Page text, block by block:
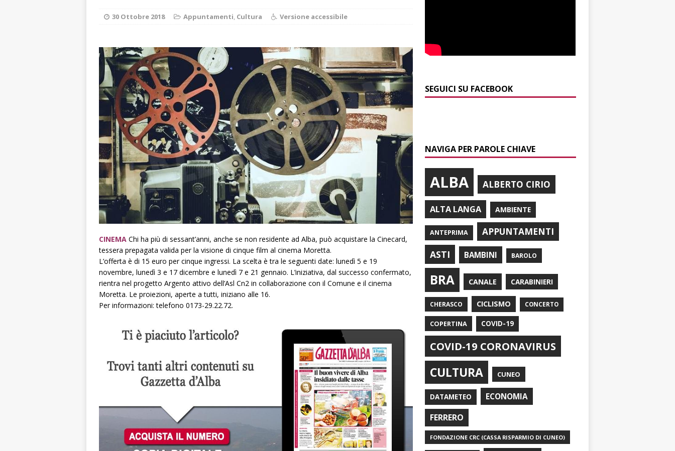
A Belvedere Langhe la festa dell’Assunta darà spazio anche a
[ 7 Agosto 2026 ] Agosto in collina, le pagine da sfogliare
ALBA
[ 7 Agosto 2026 ]
Siccità e consumi record: Egea acque invita a un uso
responsabile della risorsa idrica
ALBA
[ 7 Agosto 2026 ]
Modifiche alla viabilità a Scaparoni per i lavori della nuova
rotatoria
ALBA
[ 7 Agosto 2026 ] Controlli straordinari ad Asti: oltre 150 persone identificate
CRONACA
30 Ottobre 2018 Appuntamenti, Cultura Versione accessibile
CINEMA Chi ha più di sessant’anni, anche se non residente ad Alba, può acquistare la Cinecard,
tessera prepagata valida per la visione di cinque film al cinema Moretta.
L’offerta è di 15 euro per cinque ingressi. La scelta è tra le seguenti date: lunedì 5 e 19
novembre, lunedì 3 e 17 dicembre e lunedì 7 e 21 gennaio. L’iniziativa, dal successo confermato,
rientra nel progetto Argento attivo dell’Asl Cn2 in collaborazione con il Comune e il cinema
Moretta. Le proiezioni, aperte a tutti, iniziano alle 16.
Per informazioni: telefono 0173-29.22.72.
SEGUICI SU FACEBOOK
NAVIGA PER PAROLE CHIAVE
ALBA ALBERTO CIRIO
ALTA LANGA AMBIENTE
ANTEPRIMA
APPUNTAMENTI
ASTI
BAMBINI BAROLO
BRA CANALE CARABINIERI
CHERASCO CICLISMO CONCERTO
COPERTINA COVID-19
COVID-19 CORONAVIRUS
CULTURA CUNEO
DATAMETEO ECONOMIA
FERRERO
FONDAZIONE CRC (CASSA RISPARMIO DI CUNEO)